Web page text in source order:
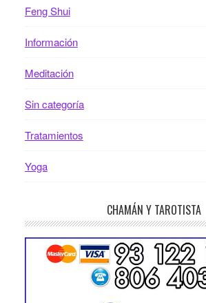
Feng Shui
Información
Meditación
Sin categoría
Tratamientos
Yoga
CHAMÁN Y TAROTISTA